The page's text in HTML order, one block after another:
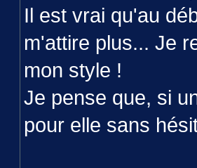
Il est vrai qu'au
m'attire plus... Je
mon style !
Je pense que, si
pour elle sans